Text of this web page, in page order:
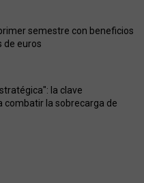
semestre con beneficios
de euros
la clave
combatir la sobrecarga de